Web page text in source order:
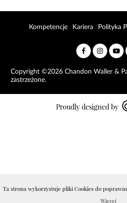
Ta strona wykorzystuje pliki Cookies do
Więcej
Copyright ©2026 Chandon Waller &
zastrzeżone.
Kompetencje Kariera Polityka
Proudly designed by